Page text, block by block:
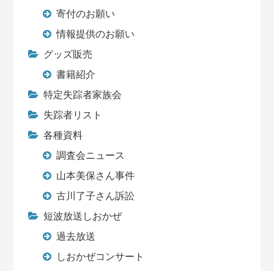
寄付のお願い
情報提供のお願い
グッズ販売
書籍紹介
特定失踪者家族会
失踪者リスト
各種資料
調査会ニュース
山本美保さん事件
古川了子さん訴訟
短波放送しおかぜ
過去放送
しおかぜコンサート